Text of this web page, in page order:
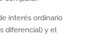
interés ordinario
diferencial) y el